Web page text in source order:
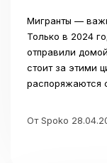
Мигранты —
Только в 2024
отправили
стоит за этими
распоряжаются
От Spoko